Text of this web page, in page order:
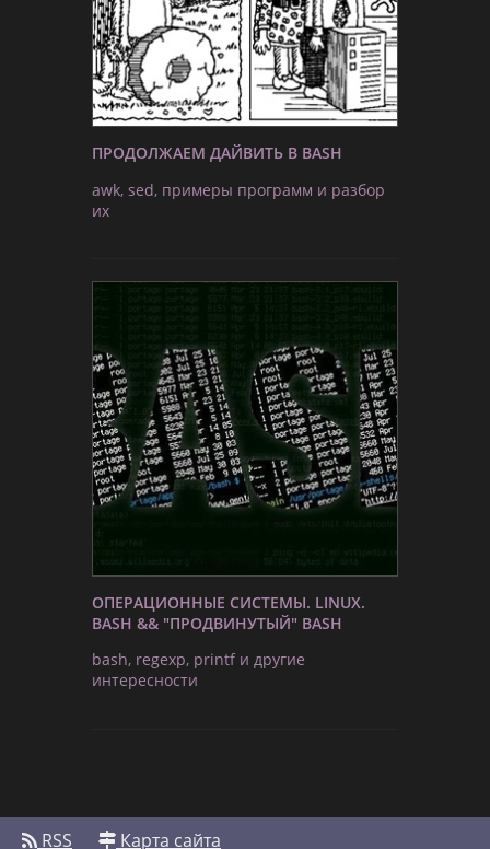
ПРОДОЛЖАЕМ ДАЙВИТЬ В BASH
awk, sed, примеры программ и разбор
их
ОПЕРАЦИОННЫЕ СИСТЕМЫ. LINUX.
BASH && "ПРОДВИНУТЫЙ" BASH
bash, regexp, printf и другие
интересности
RSS Карта сайта